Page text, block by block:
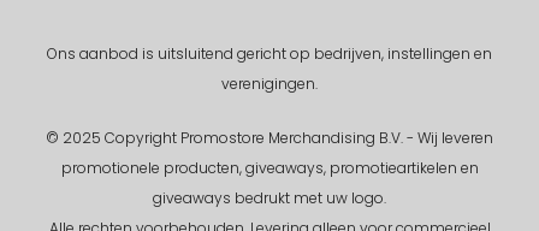
Ons aanbod is uitsluitend gericht op bedrijven, instellingen en
verenigingen.
© 2025 Copyright Promostore Merchandising B.V. - Wij leveren
promotionele producten, giveaways, promotieartikelen en
giveaways bedrukt met uw logo.